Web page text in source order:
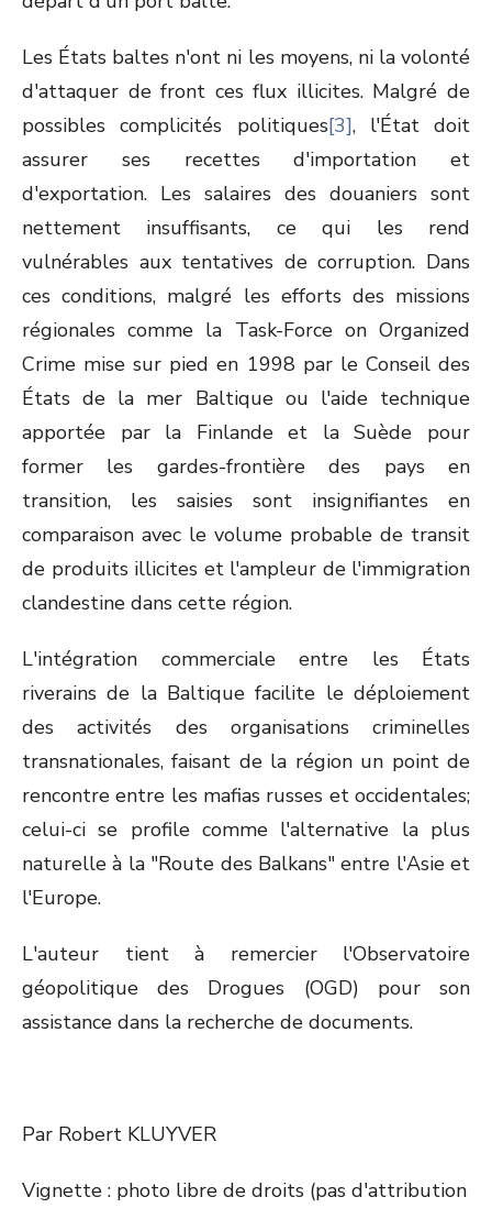
Les États baltes n'ont ni les moyens, ni la volonté
d'attaquer de front ces flux illicites. Malgré de
possibles complicités politiques[3], l'État doit
assurer ses recettes d'importation et
d'exportation. Les salaires des douaniers sont
nettement insuffisants, ce qui les rend
vulnérables aux tentatives de corruption. Dans
ces conditions, malgré les efforts des missions
régionales comme la Task-Force on Organized
Crime mise sur pied en 1998 par le Conseil des
États de la mer Baltique ou l'aide technique
apportée par la Finlande et la Suède pour
former les gardes-frontière des pays en
transition, les saisies sont insignifiantes en
comparaison avec le volume probable de transit
de produits illicites et l'ampleur de l'immigration
clandestine dans cette région.
L'intégration commerciale entre les États
riverains de la Baltique facilite le déploiement
des activités des organisations criminelles
transnationales, faisant de la région un point de
rencontre entre les mafias russes et occidentales;
celui-ci se profile comme l'alternative la plus
naturelle à la "Route des Balkans" entre l'Asie et
l'Europe.
L'auteur tient à remercier l'Observatoire
géopolitique des Drogues (OGD) pour son
assistance dans la recherche de documents.
Par Robert KLUYVER
Vignette : photo libre de droits (pas d'attribution